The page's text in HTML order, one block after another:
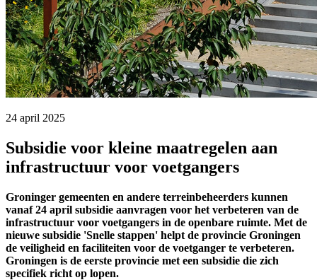
24 april 2025
Subsidie voor kleine maatregelen aan
infrastructuur voor voetgangers
Groninger gemeenten en andere terreinbeheerders kunnen
vanaf 24 april subsidie aanvragen voor het verbeteren van de
infrastructuur voor voetgangers in de openbare ruimte. Met de
nieuwe subsidie 'Snelle stappen' helpt de provincie Groningen
de veiligheid en faciliteiten voor de voetganger te verbeteren.
Groningen is de eerste provincie met een subsidie die zich
specifiek richt op lopen.